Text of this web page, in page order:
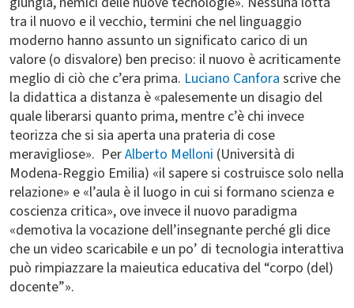
tra il nuovo e il vecchio, termini che nel linguaggio
moderno hanno assunto un significato carico di un
valore (o disvalore) ben preciso: il nuovo è acriticamente
meglio di ciò che c’era prima. Luciano Canfora scrive che
la didattica a distanza è «palesemente un disagio del
quale liberarsi quanto prima, mentre c’è chi invece
teorizza che si sia aperta una prateria di cose
meravigliose». PerAlberto Melloni (Università di
Modena-Reggio Emilia) «il sapere si costruisce solo nella
relazione» e «l’aula è il luogo in cui si formano scienza e
coscienza critica», ove invece il nuovo paradigma
«demotiva la vocazione dell’insegnante perché gli dice
che un video scaricabile e un po’ di tecnologia interattiva
può rimpiazzare la maieutica educativa del “corpo (del)
docente”».